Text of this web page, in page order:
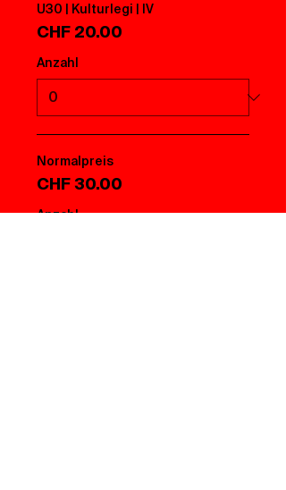
U30 | Kulturlegi | IV
CHF 20.00
Anzahl
Normalpreis
CHF 30.00
Anzahl